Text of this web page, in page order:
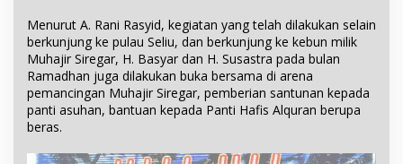
Menurut A. Rani Rasyid, kegiatan yang telah dilakukan selain
berkunjung ke pulau Seliu, dan berkunjung ke kebun milik
Muhajir Siregar, H. Basyar dan H. Susastra pada bulan
Ramadhan juga dilakukan buka bersama di arena
pemancingan Muhajir Siregar, pemberian santunan kepada
panti asuhan, bantuan kepada Panti Hafis Alquran berupa
beras.